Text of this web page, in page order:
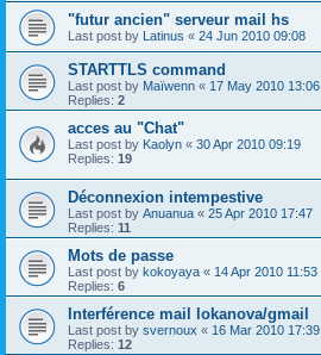
"futur ancien" serveur mail hs
Last post by Latinus « 24 Jun 2010 09:08
STARTTLS command
Last post by Maïwenn « 17 May 2010 13:06
Replies: 2
acces au "Chat"
Last post by Kaolyn « 30 Apr 2010 09:19
Replies: 19
Déconnexion intempestive
Last post by Anuanua « 25 Apr 2010 17:47
Replies: 11
Mots de passe
Last post by kokoyaya « 14 Apr 2010 11:53
Replies: 6
Interférence mail lokanova/gmail
Last post by svernoux « 16 Mar 2010 17:39
Replies: 12